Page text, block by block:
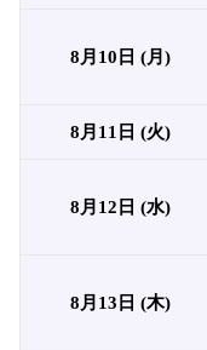
8月10日 (月)
8月11日 (火)
8月12日 (水)
8月13日 (木)